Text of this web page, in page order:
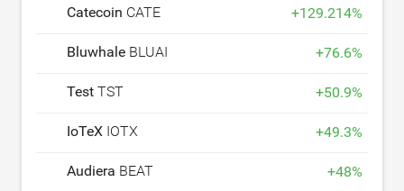
Catecoin CATE +129.214%
Bluwhale BLUAI +76.6%
Test TST +50.9%
IoTeX IOTX +49.3%
Audiera BEAT +48%